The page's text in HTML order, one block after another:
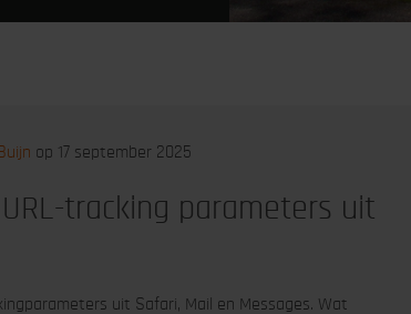
op 17 september 2025
tracking parameters uit
uit Safari, Mail en Messages. Wat